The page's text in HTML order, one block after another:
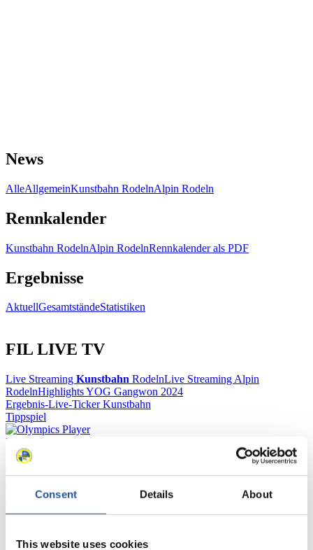
Consent Details About
This website uses cookies
News
AlleAllgemeinKunstbahn RodelnAlpin Rodeln
Rennkalender
Kunstbahn RodelnAlpin RodelnRennkalender als PDF
Ergebnisse
AktuellGesamtständeStatistiken
FIL LIVE TV
Live Streaming Kunstbahn RodelnLive Streaming Alpin
RodelnHighlights YOG Gangwon 2024
Ergebnis-Live-Ticker Kunstbahn
Tippspiel
Naturbahn
Zielgruppen Anzeigen
Für Presse- und Medienvertreter
Hier finden Sie Informationen für Presse- und Medienvertreter. Sie